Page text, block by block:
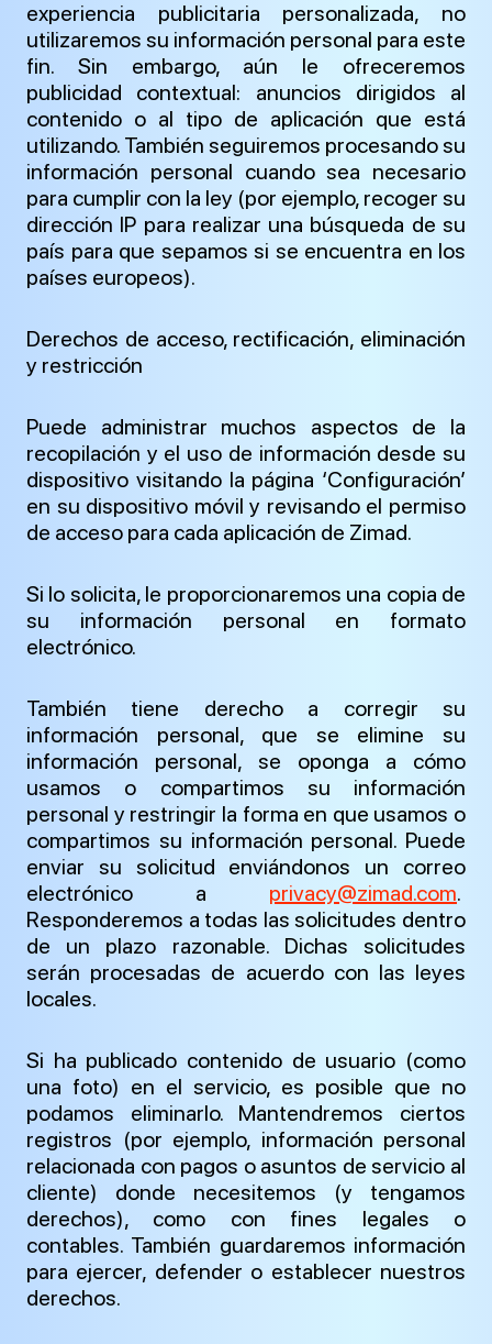
experiencia publicitaria personalizada, no
utilizaremos su información personal para este
fin. Sin embargo, aún le ofreceremos
publicidad contextual: anuncios dirigidos al
contenido o al tipo de aplicación que está
utilizando. También seguiremos procesando su
información personal cuando sea necesario
para cumplir con la ley (por ejemplo, recoger su
dirección IP para realizar una búsqueda de su
país para que sepamos si se encuentra en los
países europeos).
Derechos de acceso, rectificación, eliminación
y restricción
Puede administrar muchos aspectos de la
recopilación y el uso de información desde su
dispositivo visitando la página ‘Configuración’
en su dispositivo móvil y revisando el permiso
de acceso para cada aplicación de Zimad.
Si lo solicita, le proporcionaremos una copia de
su información personal en formato
electrónico.
También tiene derecho a corregir su
información personal, que se elimine su
información personal, se oponga a cómo
usamos o compartimos su información
personal y restringir la forma en que usamos o
compartimos su información personal. Puede
enviar su solicitud enviándonos un correo
electrónico a privacy@zimad.com.
Responderemos a todas las solicitudes dentro
de un plazo razonable. Dichas solicitudes
serán procesadas de acuerdo con las leyes
locales.
Si ha publicado contenido de usuario (como
una foto) en el servicio, es posible que no
podamos eliminarlo. Mantendremos ciertos
registros (por ejemplo, información personal
relacionada con pagos o asuntos de servicio al
cliente) donde necesitemos (y tengamos
derechos), como con fines legales o
contables. También guardaremos información
para ejercer, defender o establecer nuestros
derechos.